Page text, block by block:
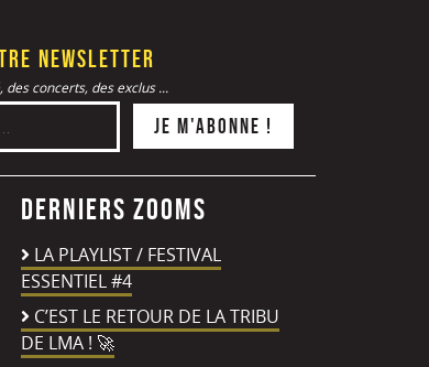
newsletter
des concerts, des exclus ...
Derniers zooms
LA PLAYLIST / FESTIVAL
ESSENTIEL #4
C’EST LE RETOUR DE LA TRIBU
DE LMA ! 🚀